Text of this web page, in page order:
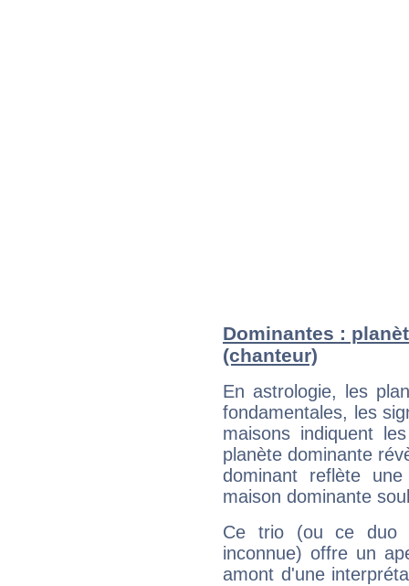
Dominantes :
(chanteur)
En astrologie, les
fondamentales, les
maisons indiquent
planète dominante
dominant reflète
maison dominante
Ce trio (ou ce duo
inconnue) offre un
amont d'une